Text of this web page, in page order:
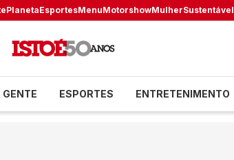
PlanetaEsportesMenuMotorshowMulherSustentável
GENTE ESPORTES ENTRETENIMENTO